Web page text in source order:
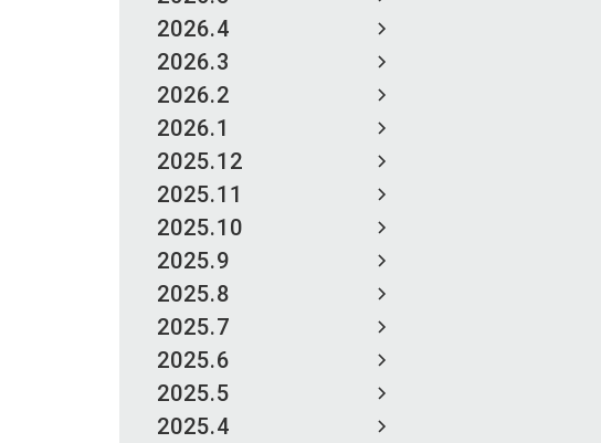
2026.4
2026.3
2026.2
2026.1
2025.12
2025.11
2025.10
2025.9
2025.8
2025.7
2025.6
2025.5
2025.4